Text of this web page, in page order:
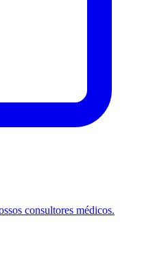
consultores médicos.